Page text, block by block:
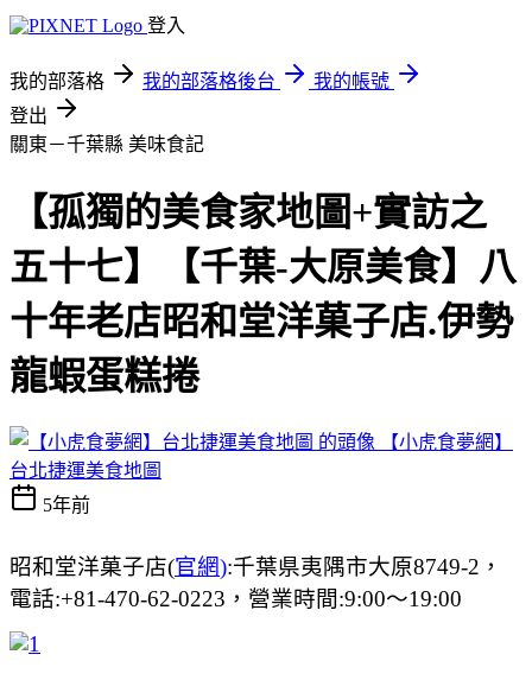
登入
我的部落格 我的部落格後台
我的帳號
登出
關東－千葉縣 美味食記
【孤獨的美食家地圖+實訪之
五十七】【千葉-大原美食】八
十年老店昭和堂洋菓子店.伊勢
龍蝦蛋糕捲
【小虎食夢網】
台北捷運美食地圖
5年前
昭和堂洋菓子店(官網):千葉県夷隅市大原8749-2，
電話:+81-470-62-0223，營業時間:9:00～19:00